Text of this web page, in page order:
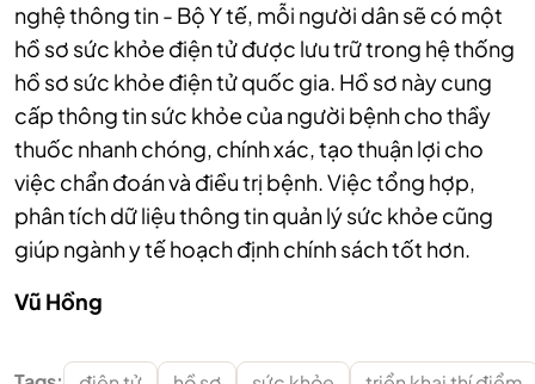
nghệ thông tin - Bộ Y tế, mỗi người dân sẽ có một
hồ sơ sức khỏe điện tử được lưu trữ trong hệ thống
hồ sơ sức khỏe điện tử quốc gia. Hồ sơ này cung
cấp thông tin sức khỏe của người bệnh cho thầy
thuốc nhanh chóng, chính xác, tạo thuận lợi cho
việc chẩn đoán và điều trị bệnh. Việc tổng hợp,
phân tích dữ liệu thông tin quản lý sức khỏe cũng
giúp ngành y tế hoạch định chính sách tốt hơn.
Vũ Hồng